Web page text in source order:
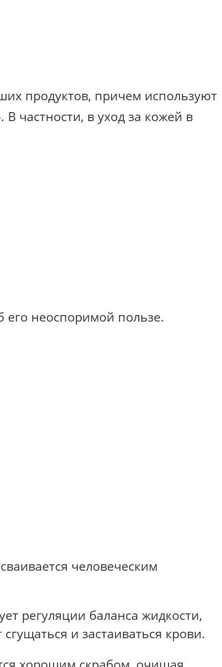
продуктов, причем используют
частности, в уход за кожей в
его неоспоримой пользе.
человеческим
регуляции баланса жидкости,
и застаиваться крови.